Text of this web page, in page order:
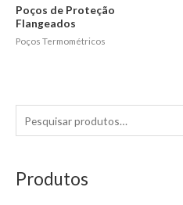
e
q
Produtos
Poços de Proteção
Flangeados
Poços Termométricos